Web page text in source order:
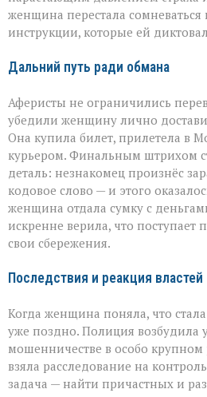
женщина перестала
инструкции, которые ей
Дальний путь ради обмана
Аферисты не ограничились
убедили женщину лично
Она купила билет, прилетела в
курьером. Финальным штрихом
деталь: незнакомец произнёс
кодовое слово — и этого
женщина отдала сумку с
искренне верила, что поступает
свои сбережения.
Последствия и реакция властей
Когда женщина поняла, что
уже поздно. Полиция возбудила
мошенничестве в особо крупном
взяла расследование на
задача — найти причастных и